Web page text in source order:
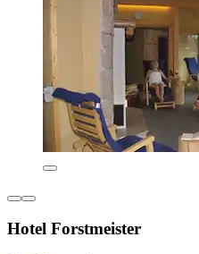
Hotel Forstmeister